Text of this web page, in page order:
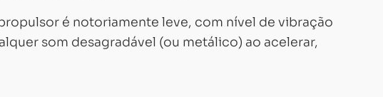
é notoriamente leve, com nível de vibração
som desagradável (ou metálico) ao acelerar,